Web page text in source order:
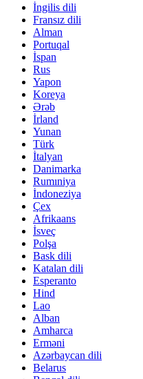
İngilis dili
Fransız dili
Alman
Portuqal
İspan
Rus
Yapon
Koreya
Ərəb
İrland
Yunan
Türk
İtalyan
Danimarka
Rumıniya
İndoneziya
Çex
Afrikaans
İsveç
Polşa
Bask dili
Katalan dili
Esperanto
Hind
Lao
Alban
Amharca
Erməni
Azərbaycan dili
Belarus